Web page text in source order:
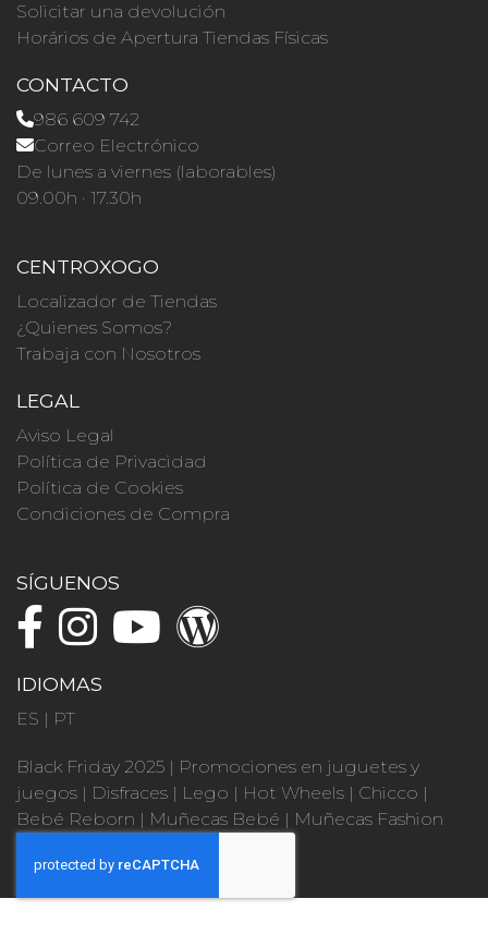
Solicitar una devolución
Horários de Apertura Tiendas Físicas
CONTACTO
986 609 742
Correo Electrónico
De lunes a viernes (laborables)
09.00h · 17.30h
CENTROXOGO
Localizador de Tiendas
¿Quienes Somos?
Trabaja con Nosotros
LEGAL
Aviso Legal
Política de Privacidad
Política de Cookies
Condiciones de Compra
SÍGUENOS
IDIOMAS
ES | PT
Black Friday 2025 | Promociones en juguetes y
juegos | Disfraces | Lego | Hot Wheels | Chicco |
Bebé Reborn | Muñecas Bebé | Muñecas Fashion